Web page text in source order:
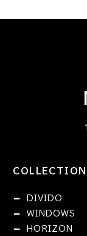
COLLECTION
DIVIDO
WINDOWS
HORIZON